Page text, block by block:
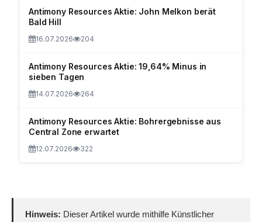
Antimony Resources Aktie: John Melkon berät
Bald Hill
16.07.2026 204
Antimony Resources Aktie: 19,64% Minus in
sieben Tagen
14.07.2026 264
Antimony Resources Aktie: Bohrergebnisse aus
Central Zone erwartet
12.07.2026 322
Hinweis: Dieser Artikel wurde mithilfe Künstlicher